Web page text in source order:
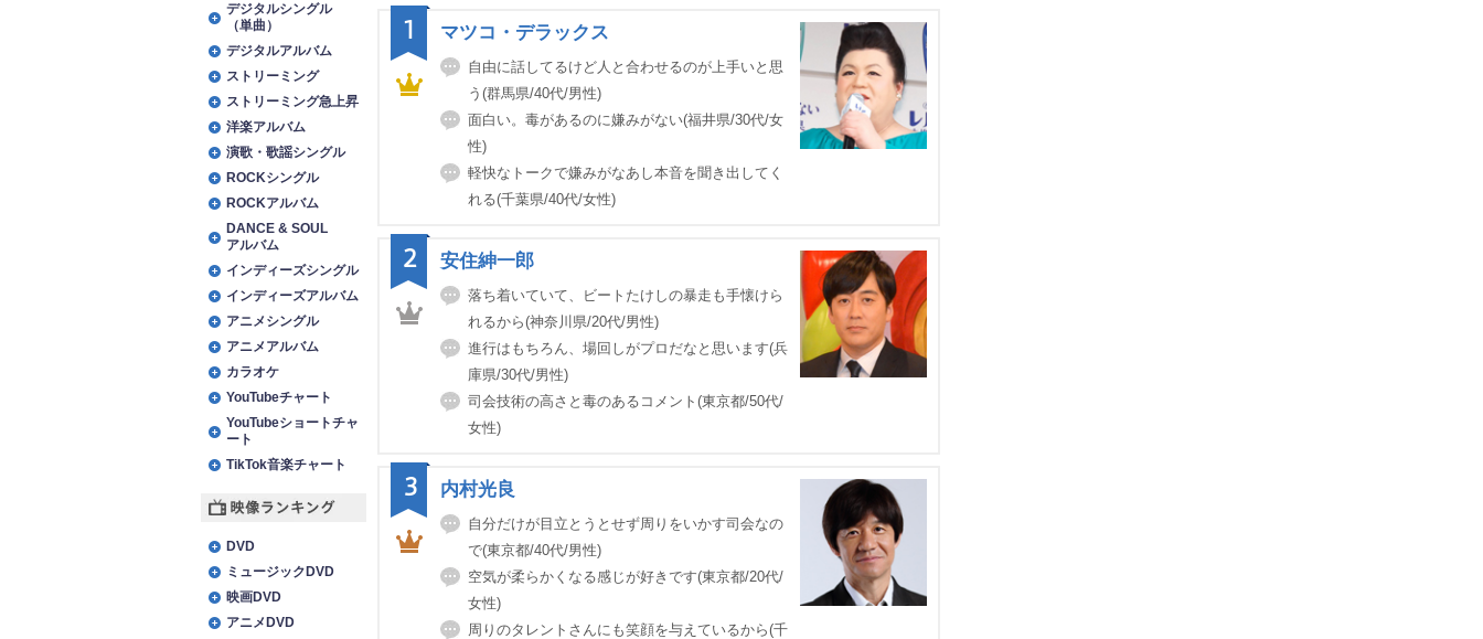
マツコ・デラックス
自由に話してるけど人と合わせるのが上手いと思
う(群馬県/40代/男性)
面白い。毒があるのに嫌みがない(福井県/30代/女
性)
軽快なトークで嫌みがなあし本音を聞き出してく
れる(千葉県/40代/女性)
1
安住紳一郎
落ち着いていて、ビートたけしの暴走も手懐けら
れるから(神奈川県/20代/男性)
進行はもちろん、場回しがプロだなと思います(兵
庫県/30代/男性)
司会技術の高さと毒のあるコメント(東京都/50代/
女性)
2
内村光良
自分だけが目立とうとせず周りをいかす司会なの
で(東京都/40代/男性)
空気が柔らかくなる感じが好きです(東京都/20代/
女性)
周りのタレントさんにも笑顔を与えているから(千
3
デジタルシングル
（単曲）
デジタルアルバム
ストリーミング
ストリーミング急上昇
洋楽アルバム
演歌・歌謡シングル
ROCKシングル
ROCKアルバム
DANCE & SOUL
アルバム
インディーズシングル
インディーズアルバム
アニメシングル
アニメアルバム
カラオケ
YouTubeチャート
YouTubeショートチャ
ート
TikTok音楽チャート
DVD
ミュージックDVD
映画DVD
アニメDVD